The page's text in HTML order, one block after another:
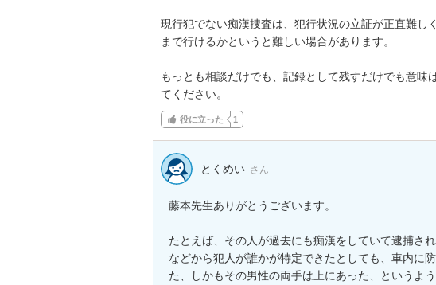
現行犯でない痴漢捜査は、犯行状況の立証が正直難し
まで行けるかというと難しい場合があります。
もっとも相談だけでも、記録として残すだけでも意味
てください。
役に立った 1
とくめい さん
藤本先生ありがとうございます。
たとえば、その人が過去にも痴漢をしていて逮捕さ
などから犯人が誰かが特定できたとしても、車内に
た、しかもその男性の両手は上にあった、というよ